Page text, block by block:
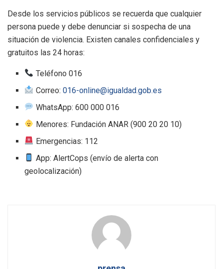
Desde los servicios públicos se recuerda que cualquier
persona puede y debe denunciar si sospecha de una
situación de violencia. Existen canales confidenciales y
gratuitos las 24 horas:
Teléfono 016
Correo: 016-online@igualdad.gob.es
WhatsApp: 600 000 016
Menores: Fundación ANAR (900 20 20 10)
Emergencias: 112
App: AlertCops (envío de alerta con
geolocalización)